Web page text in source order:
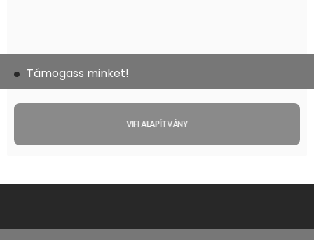
Támogass minket!
VIFI ALAPÍTVÁNY